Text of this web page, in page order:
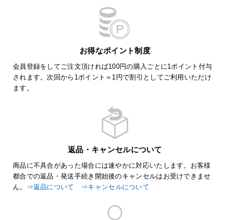
お得なポイント制度
会員登録をしてご注文頂ければ100円の購入ごとに1ポイント付与
されます。次回から1ポイント＝1円で割引としてご利用いただけ
ます。
返品・キャンセルについて
商品に不具合があった場合には速やかに対応いたします。お客様
都合での返品・発送手続き開始後のキャンセルはお受けできませ
ん。 ⇒返品について ⇒キャンセルについて